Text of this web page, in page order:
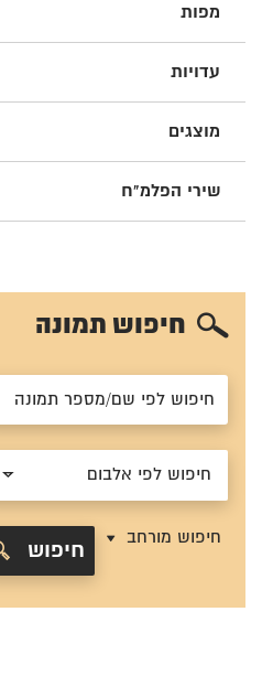
מפות
עדויות
מוצגים
שירי הפלמ"ח
חיפוש תמונה
חיפוש לפי אלבום
חיפוש מורחב
חיפוש